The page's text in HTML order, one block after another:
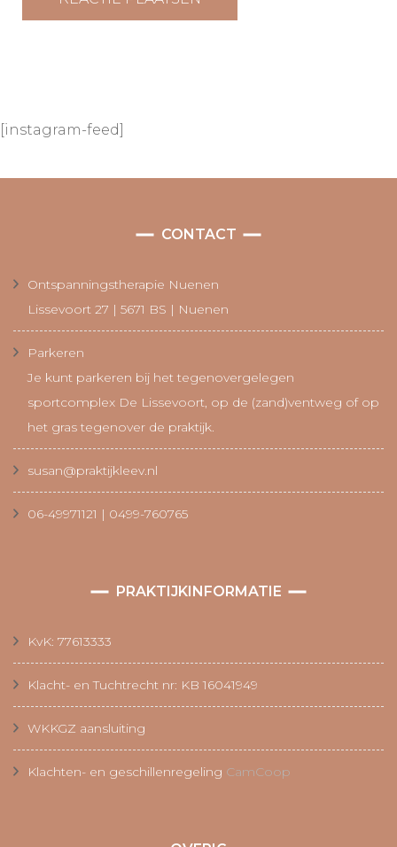
[instagram-feed]
CONTACT
Ontspanningstherapie Nuenen
Lissevoort 27 | 5671 BS | Nuenen
Parkeren
Je kunt parkeren bij het tegenovergelegen
sportcomplex De Lissevoort, op de (zand)ventweg of op
het gras tegenover de praktijk.
susan@praktijkleev.nl
06-49971121 | 0499-760765
PRAKTIJKINFORMATIE
KvK: 77613333
Klacht- en Tuchtrecht nr: KB 16041949
WKKGZ aansluiting
Klachten- en geschillenregeling CamCoop